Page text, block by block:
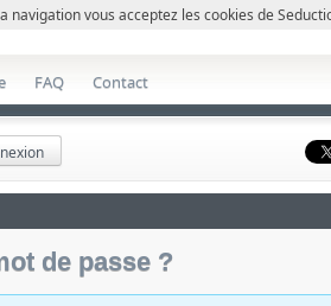
Faîtes des rencontres et testez
FAQ Contact
de passe ?
vous acceptez les cookies de